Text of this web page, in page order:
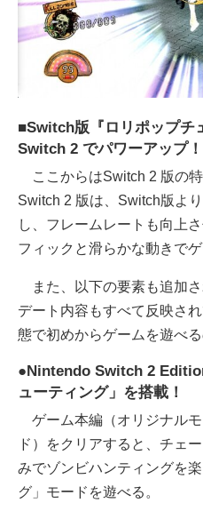
■Switch版『ロリポップチ
Switch 2 でパワーアップ！
ここからはSwitch 2 版の特
Switch 2 版は、Switch版よ
し、フレームレートも向上
フィックと滑らかな動きで
また、以下の要素も追加
デート内容もすべて反映さ
態で初めからゲームを遊べる
●Nintendo Switch 2
ューティング」を搭載！
ゲーム本編（オリジナル
ド）をクリアすると、チェ
みでゾンビハンティングを
グ」モードを遊べる。